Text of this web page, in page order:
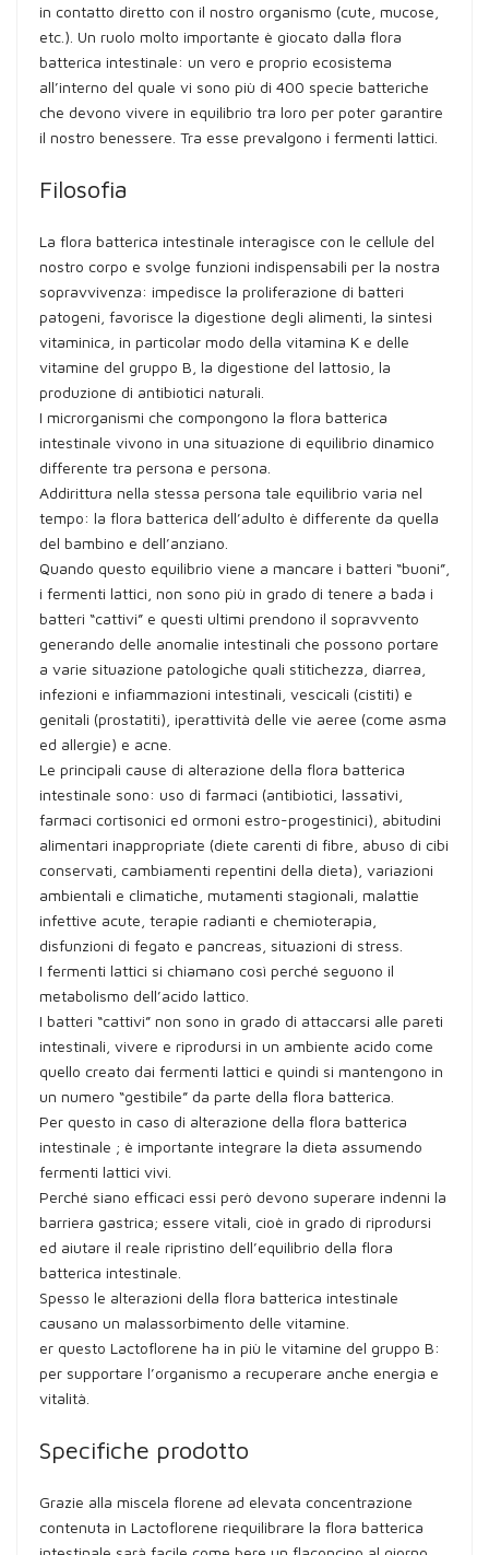
in contatto diretto con il nostro organismo (cute, mucose,
etc.). Un ruolo molto importante è giocato dalla flora
batterica intestinale: un vero e proprio ecosistema
all’interno del quale vi sono più di 400 specie batteriche
che devono vivere in equilibrio tra loro per poter garantire
il nostro benessere. Tra esse prevalgono i fermenti lattici.
Filosofia
La flora batterica intestinale interagisce con le cellule del
nostro corpo e svolge funzioni indispensabili per la nostra
sopravvivenza: impedisce la proliferazione di batteri
patogeni, favorisce la digestione degli alimenti, la sintesi
vitaminica, in particolar modo della vitamina K e delle
vitamine del gruppo B, la digestione del lattosio, la
produzione di antibiotici naturali.
I microrganismi che compongono la flora batterica
intestinale vivono in una situazione di equilibrio dinamico
differente tra persona e persona.
Addirittura nella stessa persona tale equilibrio varia nel
tempo: la flora batterica dell’adulto è differente da quella
del bambino e dell’anziano.
Quando questo equilibrio viene a mancare i batteri “buoni”,
i fermenti lattici, non sono più in grado di tenere a bada i
batteri “cattivi” e questi ultimi prendono il sopravvento
generando delle anomalie intestinali che possono portare
a varie situazione patologiche quali stitichezza, diarrea,
infezioni e infiammazioni intestinali, vescicali (cistiti) e
genitali (prostatiti), iperattività delle vie aeree (come asma
ed allergie) e acne.
Le principali cause di alterazione della flora batterica
intestinale sono: uso di farmaci (antibiotici, lassativi,
farmaci cortisonici ed ormoni estro-progestinici), abitudini
alimentari inappropriate (diete carenti di fibre, abuso di cibi
conservati, cambiamenti repentini della dieta), variazioni
ambientali e climatiche, mutamenti stagionali, malattie
infettive acute, terapie radianti e chemioterapia,
disfunzioni di fegato e pancreas, situazioni di stress.
I fermenti lattici si chiamano così perché seguono il
metabolismo dell’acido lattico.
I batteri “cattivi” non sono in grado di attaccarsi alle pareti
intestinali, vivere e riprodursi in un ambiente acido come
quello creato dai fermenti lattici e quindi si mantengono in
un numero “gestibile” da parte della flora batterica.
Per questo in caso di alterazione della flora batterica
intestinale ; è importante integrare la dieta assumendo
fermenti lattici vivi.
Perché siano efficaci essi però devono superare indenni la
barriera gastrica; essere vitali, cioè in grado di riprodursi
ed aiutare il reale ripristino dell’equilibrio della flora
batterica intestinale.
Spesso le alterazioni della flora batterica intestinale
causano un malassorbimento delle vitamine.
er questo Lactoflorene ha in più le vitamine del gruppo B:
per supportare l’organismo a recuperare anche energia e
vitalità.
Specifiche prodotto
Grazie alla miscela florene ad elevata concentrazione
contenuta in Lactoflorene riequilibrare la flora batterica